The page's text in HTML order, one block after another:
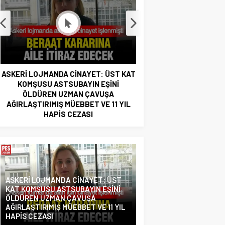
LOJMANDA CİNAYET: ÜST KAT
KOMŞUSU ASTSUBAYIN EŞİNİ
ÖLDÜREN UZMAN ÇAVUŞA
MÜEBBET VE 11 YIL
HAPİS CEZASI
ASKERİ LOJMANDA CİNAYET: ÜST
KAT KOMŞUSU ASTSUBAYIN EŞİNİ
ÖLDÜREN UZMAN ÇAVUŞA
AĞIRLAŞTIRIMIŞ MÜEBBET VE 11 YIL
HAPİS CEZASI